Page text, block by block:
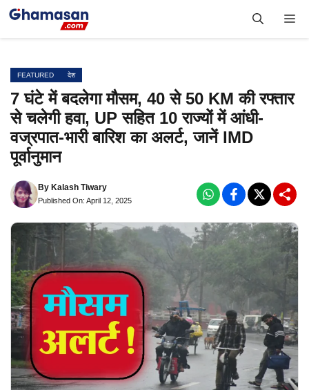
Skip
FEATURED देश
7 घंटे में बदलेगा मौसम, 40 से 50 KM की रफ्तार
से चलेगी हवा, UP सहित 10 राज्यों में आंधी-
वज्रपात-भारी बारिश का अलर्ट, जानें IMD
पूर्वानुमान
By Kalash Tiwary
Published On: April 12, 2025